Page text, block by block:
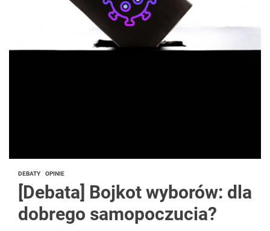
DEBATY OPINIE
[Debata] Bojkot wyborów: dla
dobrego samopoczucia?